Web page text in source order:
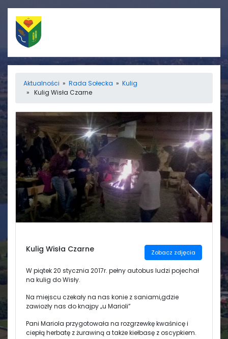
Porządek nabożeństw
Straż Pożarna
Ośrodek zdrowia
Koło gospodyń
wiejskich
Rada sołecka
Świetlica
Informacje
Aktualności
Galerie
Aktualności » Rada Sołecka » Kulig
» Kulig Wisła Czarne
Kulig Wisła Czarne Zobacz zdjęcia
W piątek 20 stycznia 2017r. pełny autobus ludzi pojechał
na kulig do Wisły.
Na miejscu czekały na nas konie z saniami,gdzie
zawiozły nas do knajpy „u Marioli”
Pani Mariola przygotowała na rozgrzewkę kwaśnicę i
ciepłą herbatę z żurawiną a także kiełbasę z oscypkiem.